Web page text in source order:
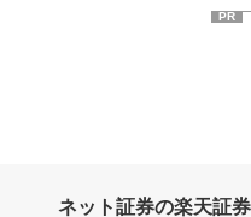
PR
ネット証券の楽天証